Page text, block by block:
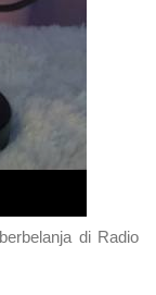
di Radio